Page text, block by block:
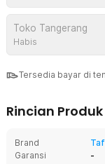
Toko Tangerang
Habis
Tersedia bayar di
Rincian Produk
Brand
Garansi
-